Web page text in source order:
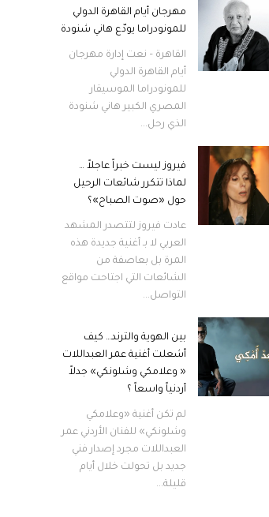
مهرجان أيام القاهرة الدولي
للمونودراما يودّع هاني شنودة
القاهرة – نعت إدارة مهرجان
أيام القاهرة الدولي
للمونودراما الموسيقار
المصري الكبير هاني شنودة
الذي رحل...
فيروز ليست خبراً عاجلاً …
لماذا تتكرر شائعات الرحيل
حول «صوت الصباح»؟
عادت فيروز لتتصدر المشهد
العربي لا بـ أغنية جديدة هذه
المرة بل بعاصفة من
الشائعات التي اجتاحت مواقع
التواصل...
بين الهوية والترند… كيف
أشعلت أغنية عمر العبداللات
« وعلامكي وشلونكي» جدلاً
أردنياً واسعاً ؟
لم تكن أغنية «وعلامكي
وشلونكي» للفنان الأردني عمر
العبداللات مجرد إصدار فني
جديد بل تحولت خلال أيام
قليلة...